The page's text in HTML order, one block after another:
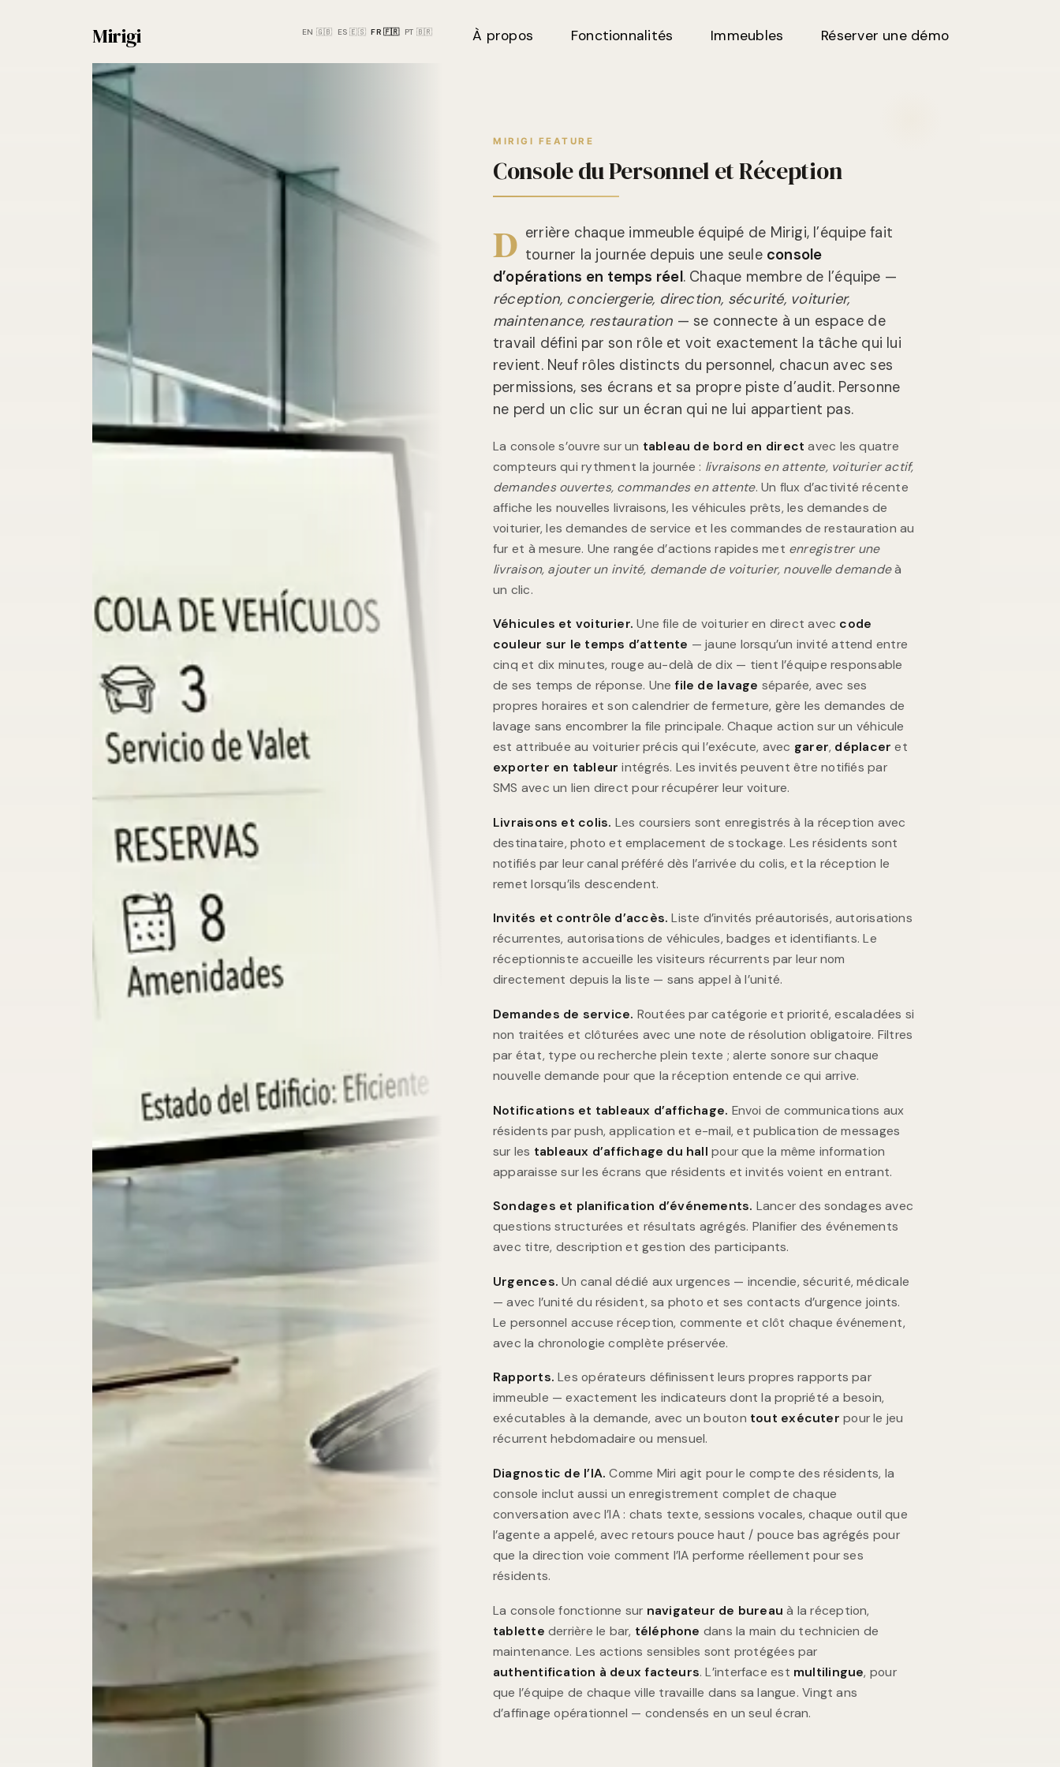
Mirigi EN 🇬🇧 ES 🇪🇸 FR 🇫🇷 PT 🇧🇷 À propos Fonctionnalités Immeubles Réserver une démo
MIRIGI FEATURE
Console du Personnel et Réception
D errière chaque immeuble équipé de Mirigi, l’équipe fait
tourner la journée depuis une seule console
d’opérations en temps réel. Chaque membre de l’équipe —
réception, conciergerie, direction, sécurité, voiturier,
maintenance, restauration — se connecte à un espace de
travail défini par son rôle et voit exactement la tâche qui lui
revient. Neuf rôles distincts du personnel, chacun avec ses
permissions, ses écrans et sa propre piste d’audit. Personne
ne perd un clic sur un écran qui ne lui appartient pas.
La console s’ouvre sur un tableau de bord en direct avec les quatre
compteurs qui rythment la journée : livraisons en attente, voiturier actif,
demandes ouvertes, commandes en attente. Un flux d’activité récente
affiche les nouvelles livraisons, les véhicules prêts, les demandes de
voiturier, les demandes de service et les commandes de restauration au
fur et à mesure. Une rangée d’actions rapides met enregistrer une
livraison, ajouter un invité, demande de voiturier, nouvelle demandeà
un clic.
Véhicules et voiturier. Une file de voiturier en direct avec code
couleur sur le temps d’attente — jaune lorsqu’un invité attend entre
cinq et dix minutes, rouge au-delà de dix — tient l’équipe responsable
de ses temps de réponse. Unefile de lavage séparée, avec ses
propres horaires et son calendrier de fermeture, gère les demandes de
lavage sans encombrer la file principale. Chaque action sur un véhicule
est attribuée au voiturier précis qui l’exécute, avec garer, déplacer et
exporter en tableur intégrés. Les invités peuvent être notifiés par
SMS avec un lien direct pour récupérer leur voiture.
Livraisons et colis. Les coursiers sont enregistrés à la réception avec
destinataire, photo et emplacement de stockage. Les résidents sont
notifiés par leur canal préféré dès l’arrivée du colis, et la réception le
remet lorsqu’ils descendent.
Invités et contrôle d’accès. Liste d’invités préautorisés, autorisations
récurrentes, autorisations de véhicules, badges et identifiants. Le
réceptionniste accueille les visiteurs récurrents par leur nom
directement depuis la liste — sans appel à l’unité.
Demandes de service. Routées par catégorie et priorité, escaladées si
non traitées et clôturées avec une note de résolution obligatoire. Filtres
par état, type ou recherche plein texte ; alerte sonore sur chaque
nouvelle demande pour que la réception entende ce qui arrive.
Notifications et tableaux d’affichage. Envoi de communications aux
résidents par push, application et e-mail, et publication de messages
sur les tableaux d’affichage du hall pour que la même information
apparaisse sur les écrans que résidents et invités voient en entrant.
Sondages et planification d’événements. Lancer des sondages avec
questions structurées et résultats agrégés. Planifier des événements
avec titre, description et gestion des participants.
Urgences. Un canal dédié aux urgences — incendie, sécurité, médicale
— avec l’unité du résident, sa photo et ses contacts d’urgence joints.
Le personnel accuse réception, commente et clôt chaque événement,
avec la chronologie complète préservée.
Rapports. Les opérateurs définissent leurs propres rapports par
immeuble — exactement les indicateurs dont la propriété a besoin,
exécutables à la demande, avec un bouton tout exécuter pour le jeu
récurrent hebdomadaire ou mensuel.
Diagnostic de l’IA. Comme Miri agit pour le compte des résidents, la
console inclut aussi un enregistrement complet de chaque
conversation avec l’IA : chats texte, sessions vocales, chaque outil que
l’agente a appelé, avec retours pouce haut / pouce bas agrégés pour
que la direction voie comment l’IA performe réellement pour ses
résidents.
La console fonctionne sur navigateur de bureau à la réception,
tablette derrière le bar, téléphone dans la main du technicien de
maintenance. Les actions sensibles sont protégées par
authentification à deux facteurs. L’interface est multilingue, pour
que l’équipe de chaque ville travaille dans sa langue. Vingt ans
d’affinage opérationnel — condensés en un seul écran.